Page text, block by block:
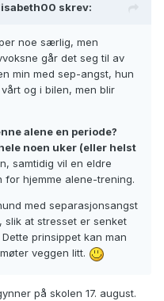
skrev:
noe særlig, men
går det seg til av
min med sep-angst, hun
og i bilen, men blir
alene en periode?
noen uker (eller helst
samtidig vil en eldre
hjemme alene-trening.
med separasjonsangst
slik at stresset er senket
prinsippet kan man
veggen litt.
på skolen 17. august.